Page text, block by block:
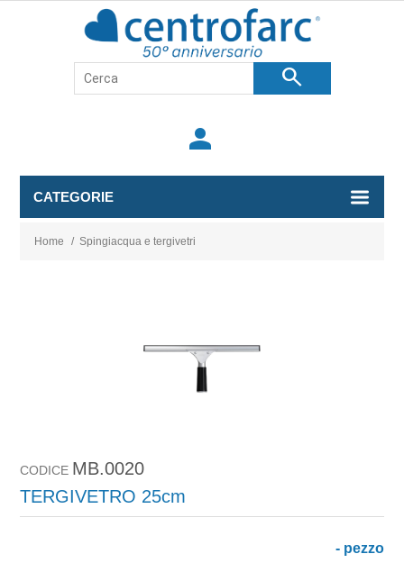
search
person
CATEGORIE
Home / Spingiacqua e tergivetri
CODICE MB.0020
TERGIVETRO 25cm
- pezzo